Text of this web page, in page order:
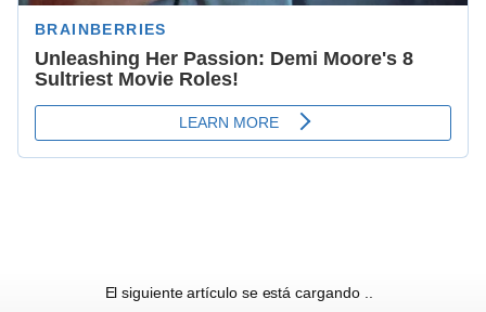
El siguiente artículo se está cargando